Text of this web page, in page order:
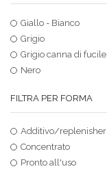
Giallo - Bianco
Grigio
Grigio canna di fucile
Nero
FILTRA PER FORMA
Additivo/replenisher
Concentrato
Pronto all'uso